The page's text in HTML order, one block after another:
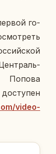
го­
video-